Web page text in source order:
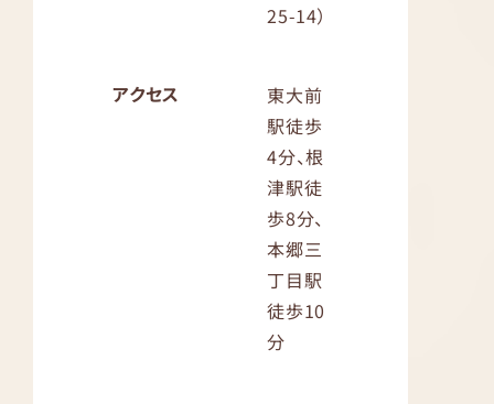
25-14）
アクセス
東大前
駅徒歩
4分、根
津駅徒
歩8分、
本郷三
丁目駅
徒歩10
分